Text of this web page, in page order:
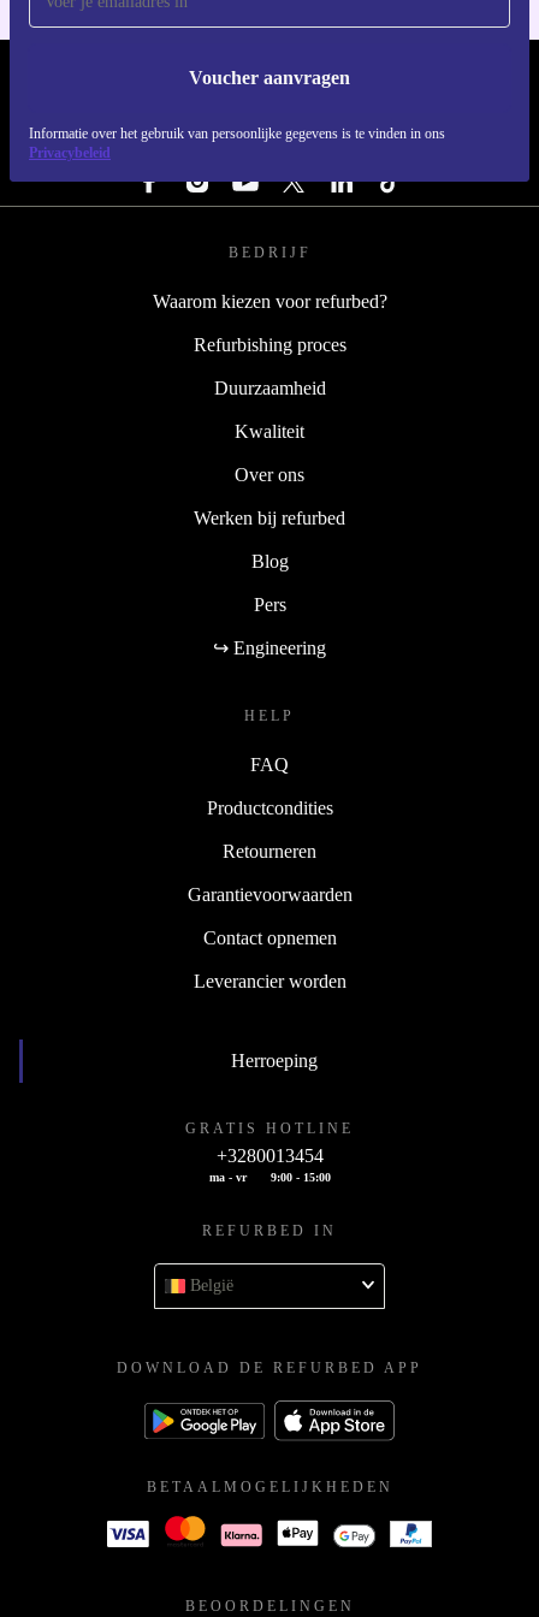
Voucher aanvragen
Informatie over het gebruik van persoonlijke gegevens is te vinden in ons
Privacybeleid
REFURBED NEDERLAND - RETHINK NEW.
VOLG ONS
BEDRIJF
Waarom kiezen voor refurbed?
Refurbishing proces
Duurzaamheid
Kwaliteit
Over ons
Werken bij refurbed
Blog
Pers
↪ Engineering
HELP
FAQ
Productcondities
Retourneren
Garantievoorwaarden
Contact opnemen
Leverancier worden
Herroeping
GRATIS HOTLINE
+3280013454
ma - vr 9:00 - 15:00
REFURBED IN
België
DOWNLOAD DE REFURBED APP
BETAALMOGELIJKHEDEN
BEOORDELINGEN